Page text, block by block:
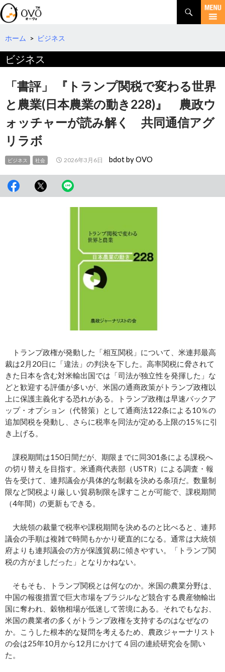
検
索
コ
テ
へ
ホーム > ビジネス
ビジネス
「書評」 『トランプ関税で変わる世界
と農業(日本農業の動き228)』 農政ウ
ォッチャーが読み解く 共同通信アグ
リラボ
ビジネス 社会 2026年3月6日 bdot by OVO
トランプ政権が発動した「相互関税」について、米連邦最高
裁は2月20日に「違法」の判決を下した。高率関税に脅されて
きた日本を含む対米輸出国では「司法が独立性を発揮した」な
どと歓迎する評価が多いが、米国の通商政策がトランプ政権以
上に保護主義化する恐れがある。トランプ政権は早速バックア
ップ・オプション（代替策）として通商法122条による10％の
追加関税を発動し、さらに税率を同法が定める上限の15％に引
き上げる。
課税期間は150日間だが、期限までに同301条による課税へ
の切り替えを目指す。米通商代表部（USTR）による調査・報
告を受けて、連邦議会が具体的な制裁を決める条項だ。数量制
限など関税より厳しい貿易制限を課すことが可能で、課税期間
（4年間）の更新もできる。
大統領の裁量で税率や課税期間を決めるのと比べると、連邦
議会の手順は複雑で時間もかかり硬直的になる。通常は大統領
府よりも連邦議会の方が保護貿易に傾きやすい。「トランプ関
税の方がましだった」となりかねない。
そもそも、トランプ関税とは何なのか。米国の農業分野は、
中国の報復措置で巨大市場をブラジルなど競合する農産物輸出
国に奪われ、穀物相場が低迷して苦境にある。それでもなお、
米国の農業者の多くがトランプ政権を支持するのはなぜなの
か。こうした根本的な疑問を考えるため、農政ジャーナリスト
の会は25年10月から12月にかけて４回の連続研究会を開い
た。